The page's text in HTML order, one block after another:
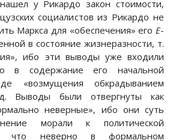
у Рикардо закон стоимости,
социалистов из Рикардо не
Маркса для «обеспечения» его Е-
в состояние жизнеразности, т.
ибо эти выводы уже входили
в содержание его начальной
«возмущения обкрадыванием
Выводы были отвергнуты как
неверные», ибо они суть
морали к политической
что неверно в формальном